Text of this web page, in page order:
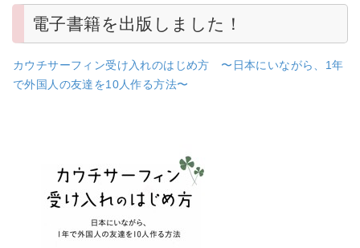
電子書籍を出版しました！
カウチサーフィン受け入れのはじめ方 〜日本にいながら、1年
で外国人の友達を10人作る方法〜